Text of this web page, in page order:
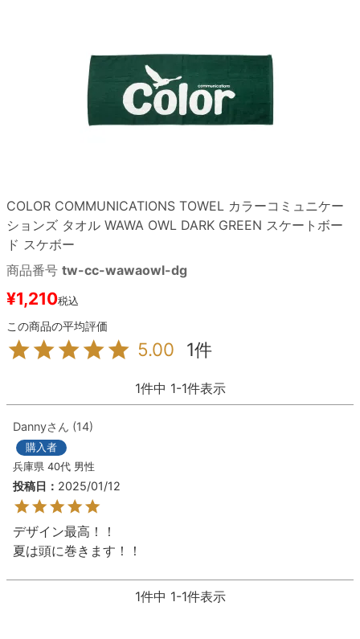
COLOR COMMUNICATIONS TOWEL カラーコミュニケー
ションズ タオル WAWA OWL DARK GREEN スケートボー
ド スケボー
商品番号 tw-cc-wawaowl-dg
¥1,210税込
5.00 1
1件中 1-1件表示
Danny 14
購入者
兵庫県 40代 男性
投稿日 2025/01/12
デザイン最高！！
夏は頭に巻きます！！
1件中 1-1件表示
8.6inch
8.8inch
8.9inch
シェイプデッキ
高性能デッキ
8.7inch
8.9inch
9.0inch以上
70mm
75mm
110mm
ヘルメット・パッド
練習用アイテム（初心者におすすめ）
28.5cm
29.5cm
30cm
半袖シャツ
サイズの測り方